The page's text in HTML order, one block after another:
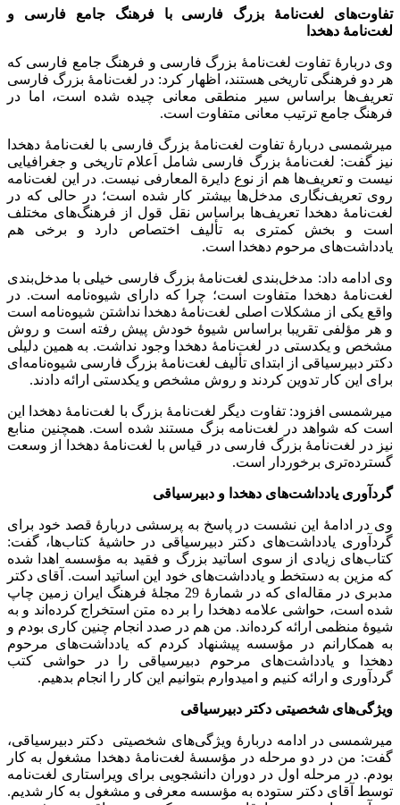
تفاوت‌های لغت‌نامۀ بزرگ فارسی با فرهنگ جامع فارسی و
لغت‌نامۀ دهخدا
وی دربارۀ تفاوت لغت‌نامۀ بزرگ فارسی و فرهنگ جامع فارسی که
هر دو فرهنگی تاریخی هستند، اظهار کرد: در لغت‌نامۀ بزرگ فارسی
تعریف‌ها براساس سیر منطقی معانی چیده شده است، اما در
فرهنگ جامع ترتیب معانی متفاوت است.
میرشمسی دربارۀ تفاوت لغت‌نامۀ بزرگ فارسی با لغت‌نامۀ دهخدا
نیز گفت: لغت‌نامۀ بزرگ فارسی شامل اَعلام تاریخی و جغرافیایی
نیست و تعریف‌ها هم از نوع دایرة المعارفی نیست. در این لغت‌نامه
روی تعریف‌نگاری مدخل‌ها بیشتر کار شده است؛ در حالی که در
لغت‌نامۀ دهخدا تعریف‌ها براساس نقل قول از فرهنگ‌های مختلف
است و بخش کمتری به تألیف اختصاص دارد و برخی هم
یادداشت‌های مرحوم دهخدا است.
وی ادامه داد: مدخل‌بندی لغت‌نامۀ بزرگ فارسی خیلی با مدخل‌بندی
لغت‌نامۀ دهخدا متفاوت است؛ چرا که دارای شیوه‌نامه است. در
واقع یکی از مشکلات اصلی لغت‌نامۀ دهخدا نداشتن شیوه‌نامه است
و هر مؤلفی تقریبا براساس شیوۀ خودش پیش رفته است و روش
مشخص و یکدستی در لغت‌نامۀ دهخدا وجود نداشت. به همین دلیلی
دکتر دبیرسیاقی از ابتدای تألیف لغت‌نامۀ بزرگ فارسی شیوه‌نامه‌ای
برای این کار تدوین کردند و روش مشخص و یکدستی ارائه دادند.
میرشمسی افزود: تفاوت دیگر لغت‌نامۀ بزرگ با لغت‌نامۀ دهخدا این
است که شواهد در لغت‌نامه بزگ مستند شده است. همچنین منابع
نیز در لغت‌نامۀ بزرگ فارسی در قیاس با لغت‌نامۀ دهخدا از وسعت
گسترده‌تری برخوردار است.
گردآوری یادداشت‌های دهخدا و دبیرسیاقی
وی در ادامۀ این نشست در پاسخ به پرسشی دربارۀ قصد خود برای
گردآوری یادداشت‌های دکتر دبیرسیاقی در حاشیۀ کتاب‌ها، گفت:
کتاب‌های زیادی از سوی اساتید بزرگ و فقید به مؤسسه اهدا شده
که مزین به دستخط و یادداشت‌های خود این اساتید است. آقای دکتر
مدبری در مقاله‌ای که در شمارۀ 29 مجلۀ فرهنگ ایران زمین چاپ
شده است، حواشی علامه دهخدا را بر ده متن استخراج کرده‌اند و به
شیوۀ منظمی ارائه کرده‌اند. من هم در صدد انجام چنین کاری بودم و
به همکارانم در مؤسسه پیشنهاد کردم که یادداشت‌های مرحوم
دهخدا و یادداشت‌های مرحوم دبیرسیاقی را در حواشی کتب
گردآوری و ارائه کنیم و امیدوارم بتوانیم این کار را انجام بدهیم.
ویژگی‌های شخصیتی دکتر دبیرسیاقی
میرشمسی در ادامه دربارۀ ویژگی‌های شخصیتی دکتر دبیرسیاقی،
گفت: من در دو مرحله در مؤسسۀ لغت‌نامۀ دهخدا مشغول به کار
بودم. در مرحله اول در دوران دانشجویی برای ویراستاری لغت‌نامه
توسط آقای دکتر ستوده به مؤسسه معرفی و مشغول به کار شدیم.